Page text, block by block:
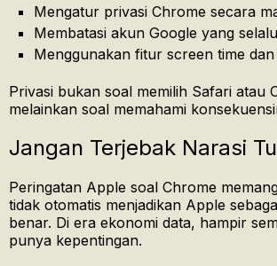
Mengatur privasi Chrome secara
Membatasi akun Google yang
Menggunakan fitur screen time
Privasi bukan soal memilih Safari atau
melainkan soal memahami
Jangan Terjebak Narasi
Peringatan Apple soal Chrome
tidak otomatis menjadikan Apple
benar. Di era ekonomi data, hampir
punya kepentingan.